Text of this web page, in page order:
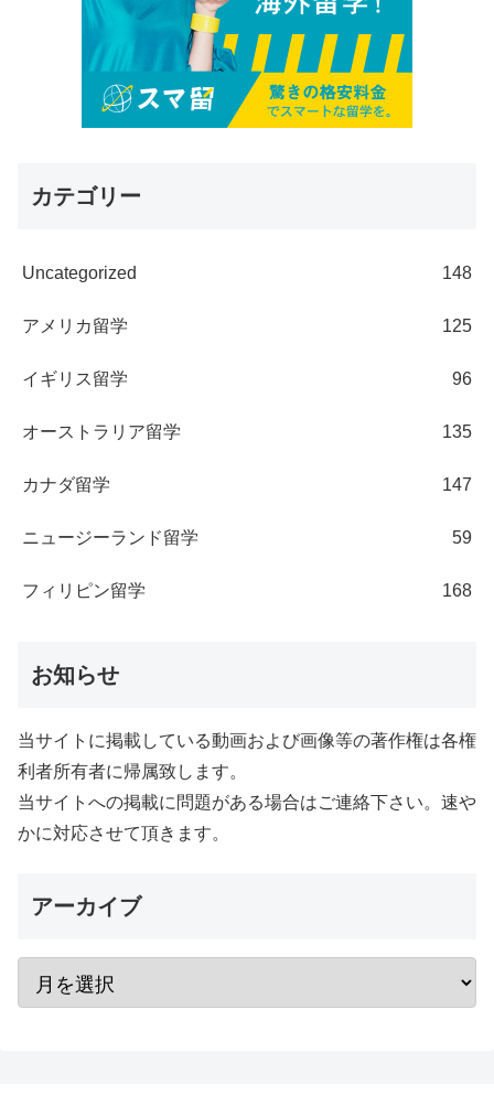
カテゴリー
Uncategorized 148
アメリカ留学 125
イギリス留学 96
オーストラリア留学 135
カナダ留学 147
ニュージーランド留学 59
フィリピン留学 168
お知らせ
当サイトに掲載している動画および画像等の著作権は各権
利者所有者に帰属致します。
当サイトへの掲載に問題がある場合はご連絡下さい。速や
かに対応させて頂きます。
アーカイブ